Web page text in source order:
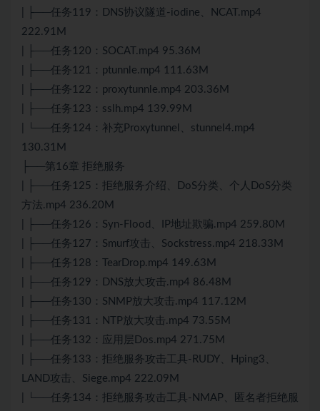
| ├──任务119：DNS协议隧道-iodine、NCAT.mp4
222.91M
| ├──任务120：SOCAT.mp4 95.36M
| ├──任务121：ptunnle.mp4 111.63M
| ├──任务122：proxytunnle.mp4 203.36M
| ├──任务123：sslh.mp4 139.99M
| └──任务124：补充Proxytunnel、stunnel4.mp4
130.31M
├──第16章 拒绝服务
| ├──任务125：拒绝服务介绍、DoS分类、个人DoS分类
方法.mp4 236.20M
| ├──任务126：Syn-Flood、IP地址欺骗.mp4 259.80M
| ├──任务127：Smurf攻击、Sockstress.mp4 218.33M
| ├──任务128：TearDrop.mp4 149.63M
| ├──任务129：DNS放大攻击.mp4 86.48M
| ├──任务130：SNMP放大攻击.mp4 117.12M
| ├──任务131：NTP放大攻击.mp4 73.55M
| ├──任务132：应用层Dos.mp4 271.75M
| ├──任务133：拒绝服务攻击工具-RUDY、Hping3、
LAND攻击、Siege.mp4 222.09M
| └──任务134：拒绝服务攻击工具-NMAP、匿名者拒绝服